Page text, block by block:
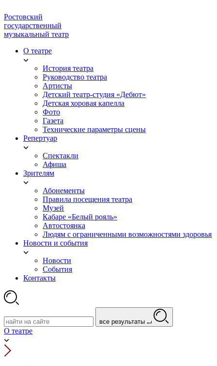
Ростовский
государственный
музыкальный театр
О театре
История театра
Руководство театра
Артисты
Детский театр-студия «Дебют»
Детская хоровая капелла
Фото
Газета
Технические параметры сцены
Репертуар
Спектакли
Афиша
Зрителям
Абонементы
Правила посещения театра
Музей
Кабаре «Белый рояль»
Автостоянка
Людям с ограниченными возможностями здоровья
Новости и события
Новости
События
Контакты
все результаты
О театре